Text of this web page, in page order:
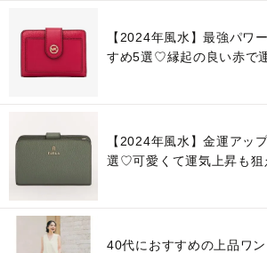
【2024年風水】最強パワ
すめ5選♡縁起の良い赤で
【2024年風水】金運アッ
選♡可愛くて運気上昇も狙
40代におすすめの上品ワ